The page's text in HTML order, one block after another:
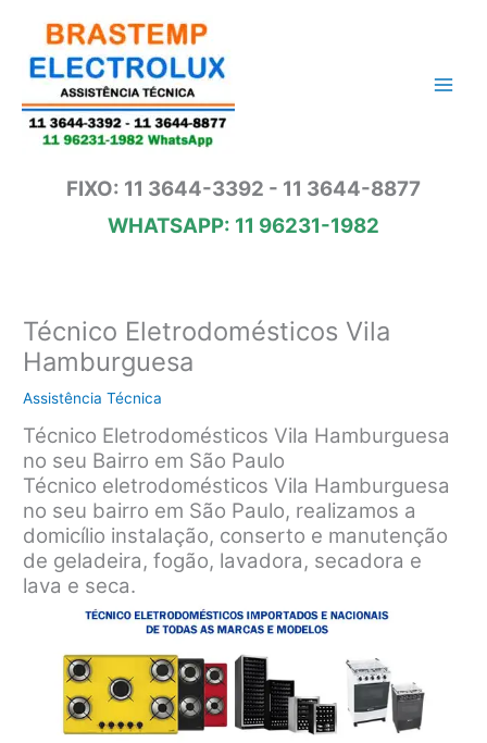
conteúdo
FIXO: 11 3644-3392 - 11 3644-8877
WHATSAPP: 11 96231-1982
Técnico Eletrodomésticos Vila
Hamburguesa
Assistência Técnica
Técnico Eletrodomésticos Vila Hamburguesa
no seu Bairro em São Paulo
Técnico eletrodomésticos Vila Hamburguesa
no seu bairro em São Paulo, realizamos a
domicílio instalação, conserto e manutenção
de geladeira, fogão, lavadora, secadora e
lava e seca.